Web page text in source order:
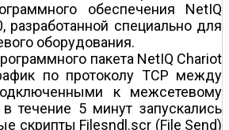
обеспечения NetIQ
разработанной специально для
оборудования.
пакета NetIQ Chariot
по протоколу TCP между
к межсетевому
течение 5 минут запускались
скрипты Filesndl.scr (File Send)